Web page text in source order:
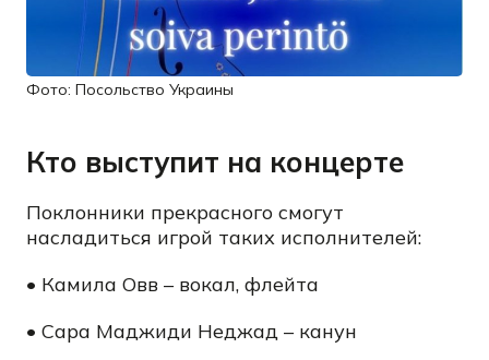
Фото: Посольство Украины
Кто выступит на концерте
Поклонники прекрасного смогут
насладиться игрой таких исполнителей:
• Камила Овв – вокал, флейта
• Сара Маджиди Неджад – канун